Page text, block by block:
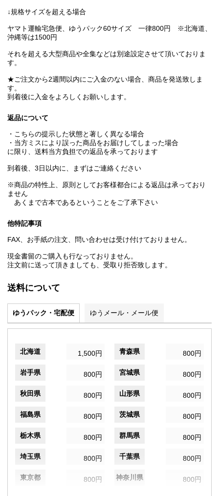
↓規格サイズを超える場合
ヤマト運輸宅急便、ゆうパック60サイズ 一律800円 ※北海道、
沖縄等は1500円
それを超える大型商品や全集などは別途設定させて頂いておりま
す。
★ご注文から2週間以内にご入金のない場合、商品を発送致しま
す。
到着後に入金をよろしくお願いします。
返品について
・こちらの提示した状態と著しく異なる場合
・当方ミスにより誤った商品をお届けしてしまった場合
に限り、送料当方負担での返品を承っております
到着後、3日以内に、まずはご連絡ください
※商品の特性上、原則としてお客様都合による返品は承っており
ません
あくまで古本であるということをご了承下さい
他特記事項
FAX、お手紙の注文、問い合わせは受け付けておりません。
現金書留のご購入も行なっておりません。
注文前に送って頂きましても、受取り拒否致します。
送料について
ゆうパック・宅配便 ゆうメール・メール便
北海道 1,500円 青森県 800円
岩手県 800円 宮城県 800円
秋田県 800円 山形県 800円
福島県 800円 茨城県 800円
栃木県 800円 群馬県 800円
埼玉県 800円 千葉県 800円
東京都 800円 神奈川県 800円